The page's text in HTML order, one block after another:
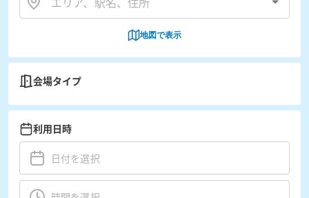
地図で表示
会場タイプ
利用日時